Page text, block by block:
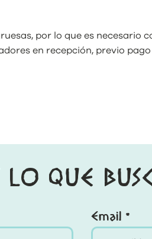
por lo que es
en recepción, previo
QUE
Email *